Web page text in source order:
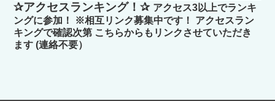
✰アクセスランキング！✰ アクセス3以上でランキ
ングに参加！ ※相互リンク募集中です！ アクセスラン
キングで確認次第 こちらからもリンクさせていただき
ます (連絡不要）